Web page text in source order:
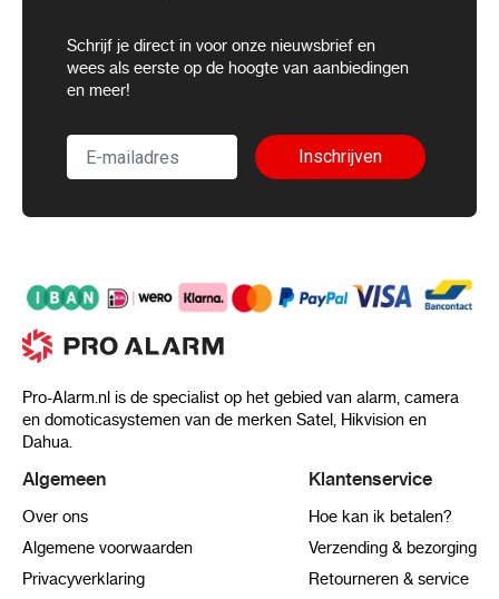
Schrijf je direct in voor onze nieuwsbrief en
wees als eerste op de hoogte van aanbiedingen
en meer!
Inschrijven
Pro-Alarm.nl is de specialist op het gebied van alarm, camera
en domoticasystemen van de merken Satel, Hikvision en
Dahua.
Algemeen
Over ons
Algemene voorwaarden
Privacyverklaring
Klantenservice
Hoe kan ik betalen?
Verzending & bezorging
Retourneren & service